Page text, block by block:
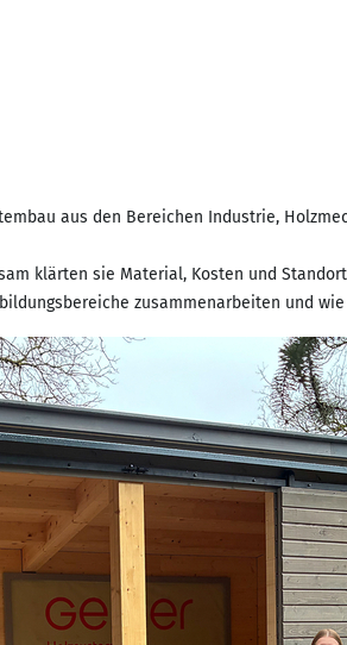
aus den Bereichen Industrie,
klärten sie Material, Kosten und
zusammenarbeiten und